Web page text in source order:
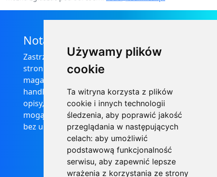
Używamy plików
cookie
Ta witryna korzysta z plików
cookie i innych technologii
śledzenia, aby poprawić jakość
przeglądania w następujących
celach: aby umożliwić
podstawową funkcjonalność
serwisu, aby zapewnić lepsze
wrażenia z korzystania ze strony
Nota prawna
Zastrzega się, że informacje zamieszczone na
stronie internetowej https://informator-
magazynowy.technical.pl/ nie stanowią oferty
handlowej w rozumieniu prawa, ponadto
opisy, dane techniczne i pozostałe informacje
mogą ulec zmianie bez podania przyczyny i
bez uprzedzenia.